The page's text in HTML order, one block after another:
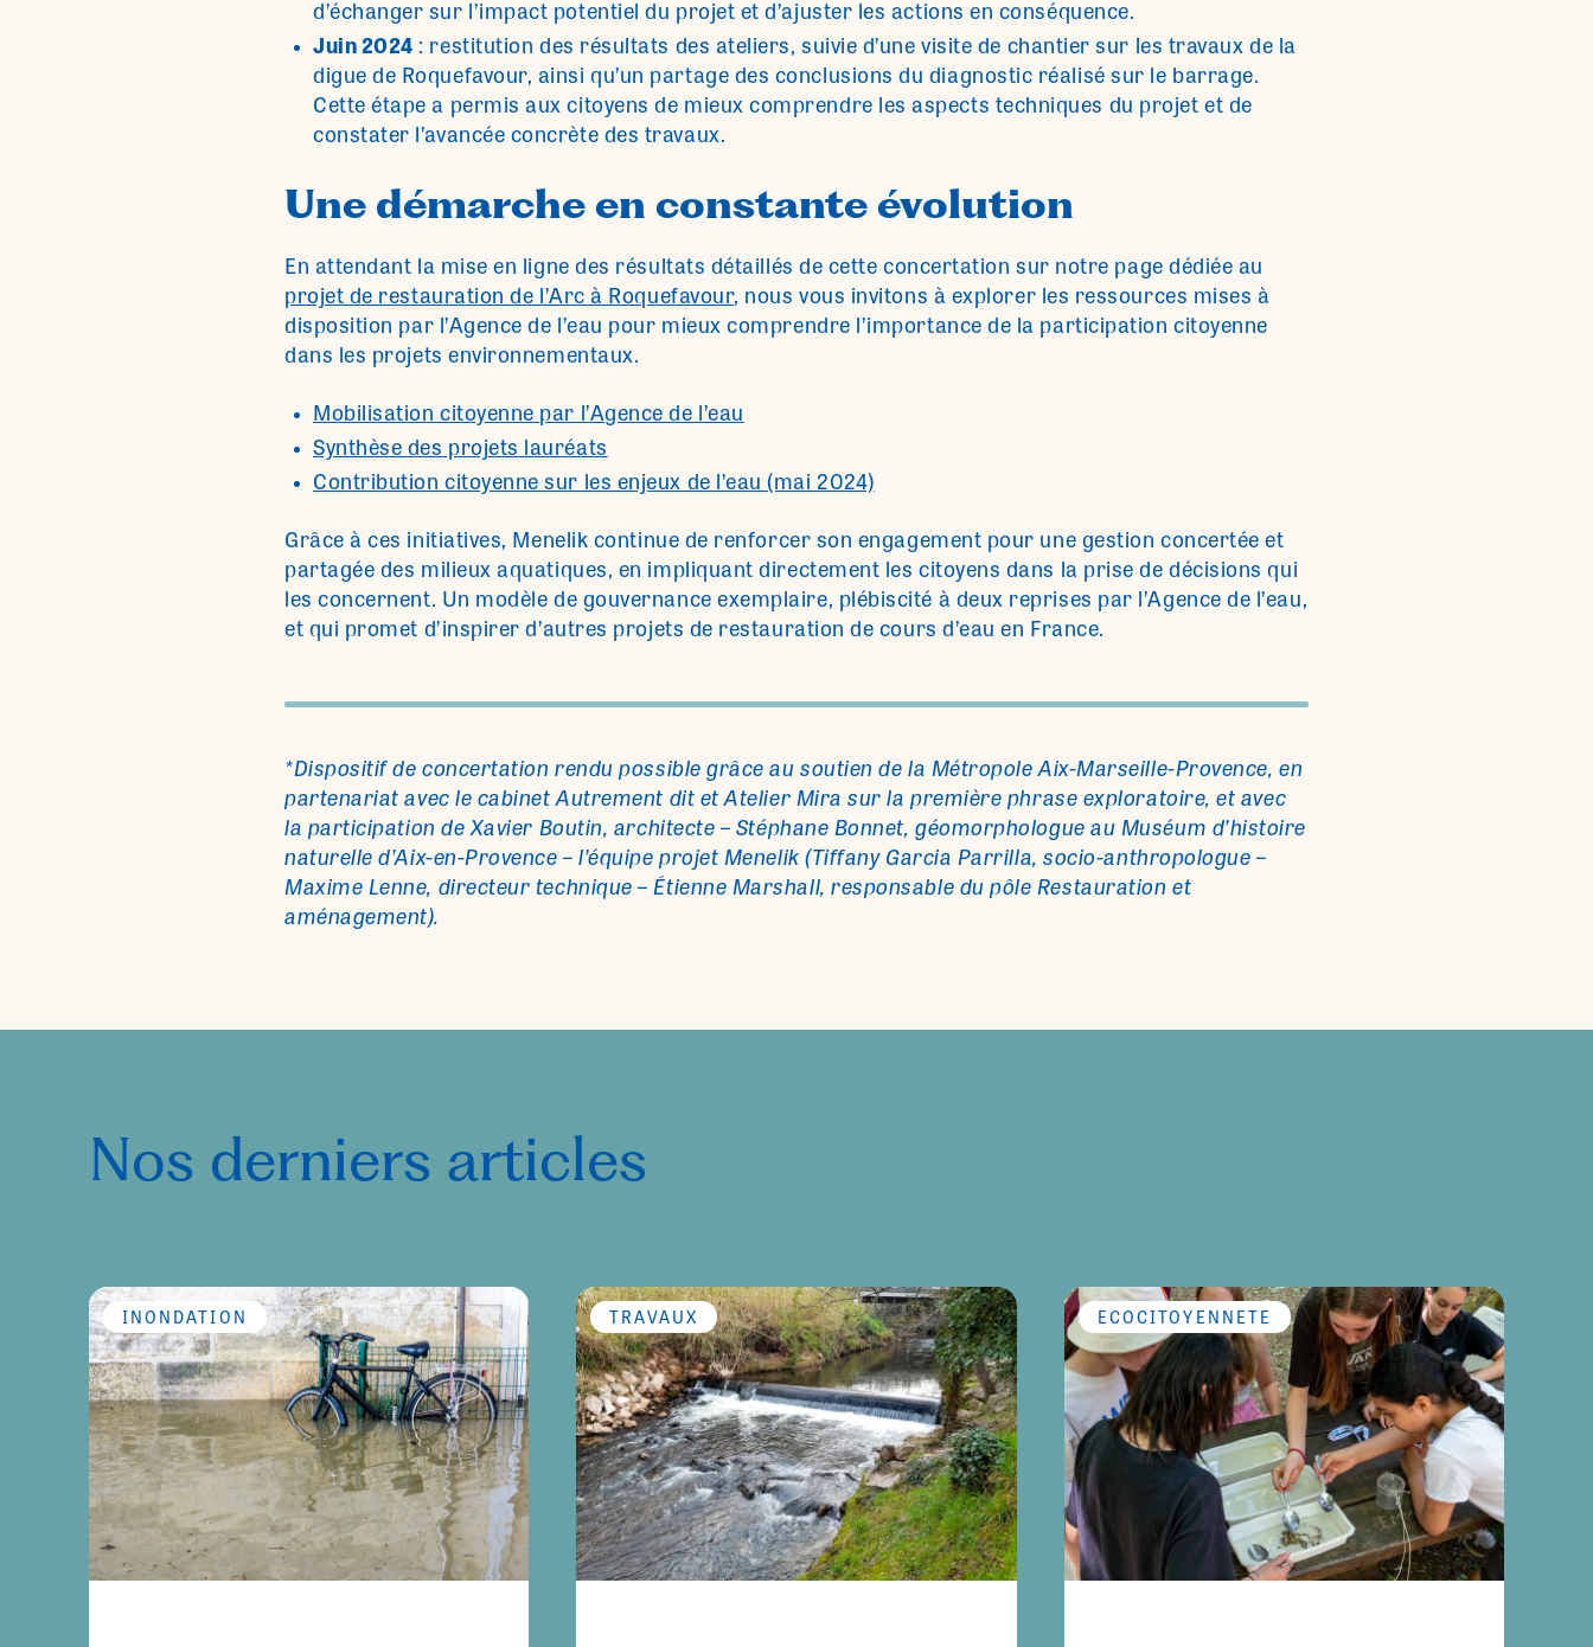
d’échanger sur l’impact potentiel du projet et d’ajuster les actions en conséquence.
Juin 2024 : restitution des résultats des ateliers, suivie d’une visite de chantier sur les travaux de la
digue de Roquefavour, ainsi qu’un partage des conclusions du diagnostic réalisé sur le barrage.
Cette étape a permis aux citoyens de mieux comprendre les aspects techniques du projet et de
constater l’avancée concrète des travaux.
Une démarche en constante évolution
En attendant la mise en ligne des résultats détaillés de cette concertation sur notre page dédiée au
projet de restauration de l’Arc à Roquefavour, nous vous invitons à explorer les ressources mises à
disposition par l’Agence de l’eau pour mieux comprendre l’importance de la participation citoyenne
dans les projets environnementaux.
Mobilisation citoyenne par l’Agence de l’eau
Synthèse des projets lauréats
Contribution citoyenne sur les enjeux de l’eau (mai 2024)
Grâce à ces initiatives, Menelik continue de renforcer son engagement pour une gestion concertée et
partagée des milieux aquatiques, en impliquant directement les citoyens dans la prise de décisions qui
les concernent. Un modèle de gouvernance exemplaire, plébiscité à deux reprises par l’Agence de l’eau,
et qui promet d’inspirer d’autres projets de restauration de cours d’eau en France.
*Dispositif de concertation rendu possible grâce au soutien de la Métropole Aix-Marseille-Provence, en
partenariat avec le cabinet Autrement dit et Atelier Mira sur la première phrase exploratoire, et avec
la participation de Xavier Boutin, architecte – Stéphane Bonnet, géomorphologue au Muséum d’histoire
naturelle d’Aix-en-Provence – l’équipe projet Menelik (Tiffany Garcia Parrilla, socio-anthropologue –
Maxime Lenne, directeur technique – Étienne Marshall, responsable du pôle Restauration et
aménagement).
Nos derniers articles
INONDATION TRAVAUX ÉCOCITOYENNETÉ